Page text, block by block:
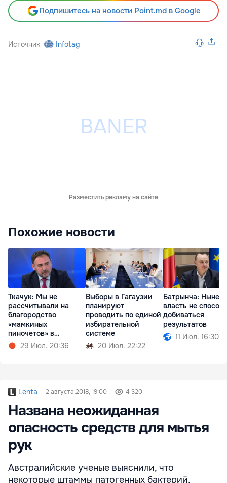
Подпишитесь на новости Point.md в Google
Источник Infotag
Разместить рекламу на сайте
Похожие новости
Ткачук: Мы не
рассчитывали на
благородство
«мамкиных
пиночетов» в
правительстве
29 Июл. 20:36
Выборы в Гагаузии
планируют
проводить по единой
избирательной
системе
20 Июл. 22:22
Батрынча:
власть не
добиваться
результатов
11 Июл. 16:30
Lenta 2 августа 2018, 19:00 4 320
Названа неожиданная
опасность средств для мытья
рук
Австралийские ученые выяснили, что
некоторые штаммы патогенных бактерий,